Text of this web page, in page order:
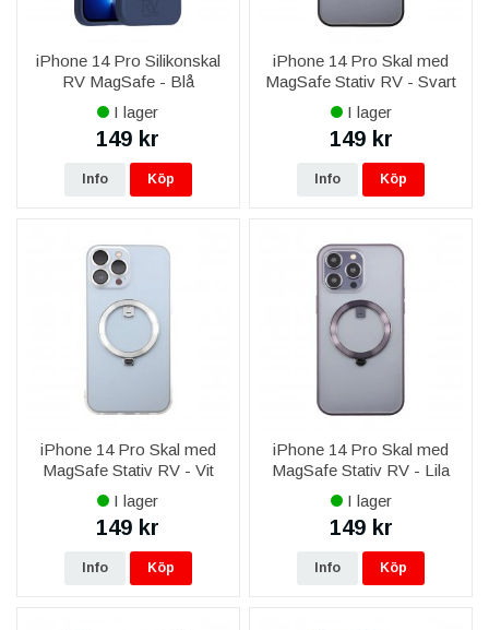
iPhone 14 Pro Silikonskal
RV MagSafe - Blå
I lager
149 kr
Info Köp
iPhone 14 Pro Skal med
MagSafe Stativ RV - Svart
I lager
149 kr
Info Köp
iPhone 14 Pro Skal med
MagSafe Stativ RV - Vit
I lager
149 kr
Info Köp
iPhone 14 Pro Skal med
MagSafe Stativ RV - Lila
I lager
149 kr
Info Köp